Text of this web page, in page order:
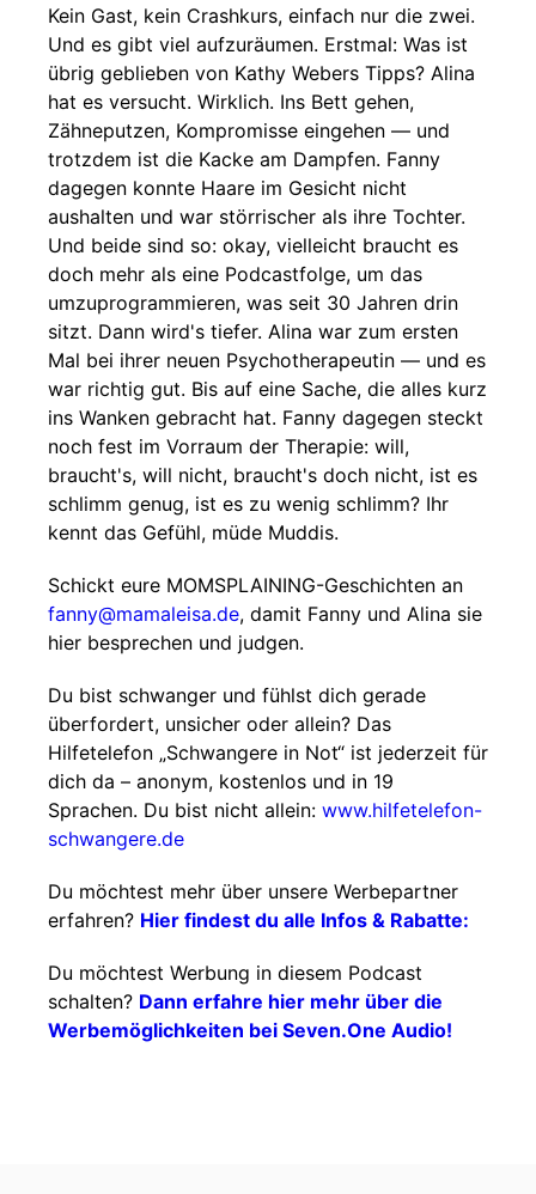
Kein Gast, kein Crashkurs, einfach nur die zwei.
Und es gibt viel aufzuräumen. Erstmal: Was ist
übrig geblieben von Kathy Webers Tipps? Alina
hat es versucht. Wirklich. Ins Bett gehen,
Zähneputzen, Kompromisse eingehen — und
trotzdem ist die Kacke am Dampfen. Fanny
dagegen konnte Haare im Gesicht nicht
aushalten und war störrischer als ihre Tochter.
Und beide sind so: okay, vielleicht braucht es
doch mehr als eine Podcastfolge, um das
umzuprogrammieren, was seit 30 Jahren drin
sitzt. Dann wird's tiefer. Alina war zum ersten
Mal bei ihrer neuen Psychotherapeutin — und es
war richtig gut. Bis auf eine Sache, die alles kurz
ins Wanken gebracht hat. Fanny dagegen steckt
noch fest im Vorraum der Therapie: will,
braucht's, will nicht, braucht's doch nicht, ist es
schlimm genug, ist es zu wenig schlimm? Ihr
kennt das Gefühl, müde Muddis.
Schickt eure MOMSPLAINING-Geschichten an
fanny@mamaleisa.de, damit Fanny und Alina sie
hier besprechen und judgen.
Du bist schwanger und fühlst dich gerade
überfordert, unsicher oder allein? Das
Hilfetelefon „Schwangere in Not“ ist jederzeit für
dich da – anonym, kostenlos und in 19
Sprachen. Du bist nicht allein: www.hilfetelefon-
schwangere.de
Du möchtest mehr über unsere Werbepartner
erfahren? Hier findest du alle Infos & Rabatte:
Du möchtest Werbung in diesem Podcast
schalten? Dann erfahre hier mehr über die
Werbemöglichkeiten bei Seven.One Audio!